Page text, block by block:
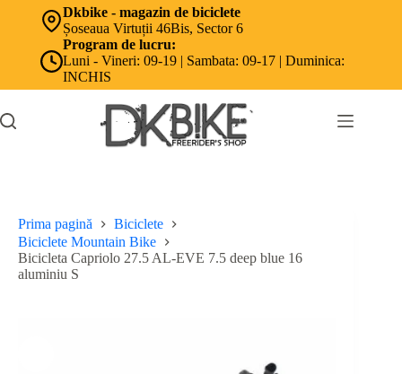
Dkbike - magazin de biciclete
Șoseaua Virtuții 46Bis, Sector 6
Program de lucru:
Luni - Vineri: 09-19 | Sambata: 09-17 | Duminica:
INCHIS
Prima pagină
Biciclete
Biciclete Mountain Bike
Bicicleta Capriolo 27.5 AL-EVE 7.5 deep blue 16
aluminiu S